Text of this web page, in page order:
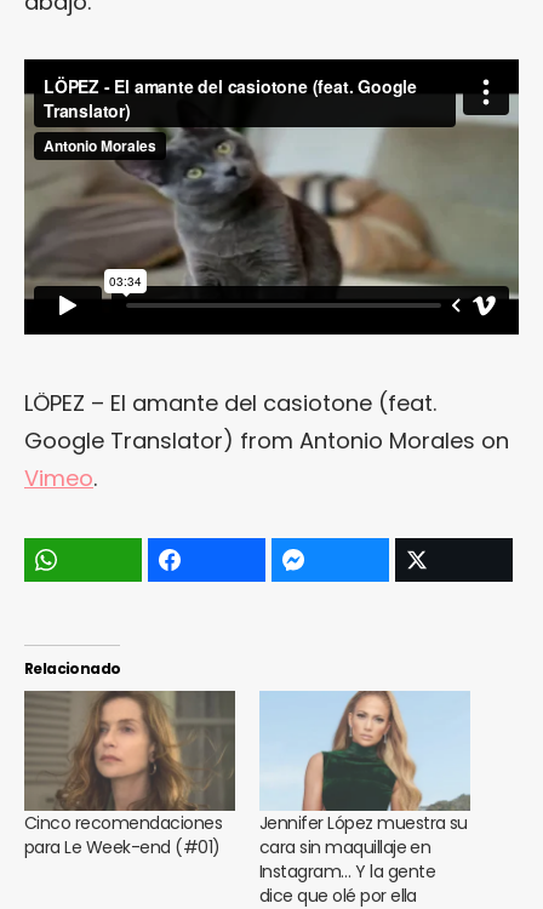
LÖPEZ – El amante del casiotone (feat.
Google Translator) from Antonio Morales on
Vimeo.
Relacionado
Cinco recomendaciones
para Le Week-end (#01)
Jennifer López muestra su
cara sin maquillaje en
Instagram… Y la gente
dice que olé por ella